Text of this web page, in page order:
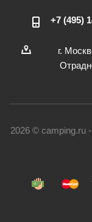
+7 (495)
г.
2026 © camping.ru